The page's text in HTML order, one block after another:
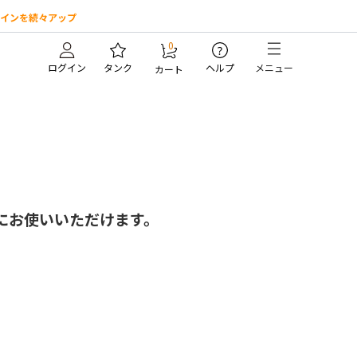
ンを続々アップ
ログイン タンク
0
カート
?
ヘルプ メニュー
使いいただけます。